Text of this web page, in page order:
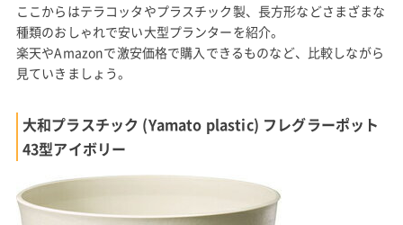
ここからはテラコッタやプラスチック製、長方形などさまざまな
種類のおしゃれで安い大型プランターを紹介。
楽天やAmazonで激安価格で購入できるものなど、比較しながら
見ていきましょう。
大和プラスチック (Yamato plastic) フレグラーポット
43型アイボリー